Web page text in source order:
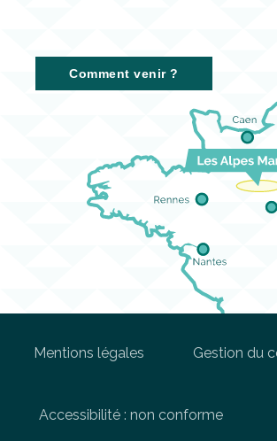
Comment venir ?
Mentions légales Gestion du
Accessibilité : non conforme